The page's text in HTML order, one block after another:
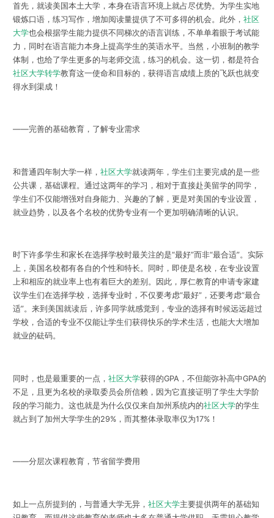
首先，就读美国本土大学，本身在语言环境上就占尽优势。为学生实地
锻炼口语，练习写作，增加阅读量提供了不可多得的机会。此外， 社区
大学也会根据学生能力提供不同梯次的语言训练，不单单着眼于考试能
力，同时在语言能力本身上提高学生的英语水平。当然，小班制的教学
体制，也给了学生更多的与老师交流，练习的机会。这一切，都是符合
社区大学转学教育这一使命和目标的，获得语言成绩上质的飞跃也就变
得水到渠成！
——完善的基础教育，了解专业需求
和普通四年制大学一样， 社区大学就读两年，学生们主要完成的是一些
公共课，基础课程。通过这两年的学习，相对于直接赴美留学的同学，
学生们不仅能增强对自身能力、兴趣的了解，更是对美国的专业设置，
就业趋势，以及各个名校的优势专业有一个更加明确清晰的认识。
时下许多学生和家长在选择学校时最关注的是“最好”而非“最合适”。实际
上，美国名校都有各自的个性和特长。同时，即使是名校，在专业设置
上和相应的就业率上也有着巨大的差别。因此，厚仁教育的申请专家建
议学生们在选择学校，选择专业时，不仅要考虑“最好”，还要考虑“最合
适”。来到美国就读后，许多同学就感觉到，专业的选择有时候远远超过
学校，合适的专业不仅能让学生们获得快乐的学术生活，也能大大增加
就业的砝码。
同时，也是最重要的一点， 社区大学获得的GPA，不但能弥补高中GPA的
不足，且更为名校的录取委员会所信赖，因为它直接证明了学生大学阶
段的学习能力。这也就是为什么仅仅来自加州系统内的社区大学的学生
就占到了加州大学学生的29%，而其整体录取率仅为17%！
——分层次课程教育，节省留学费用
如上一点所提到的，与普通大学无异， 社区大学主要提供两年的基础知